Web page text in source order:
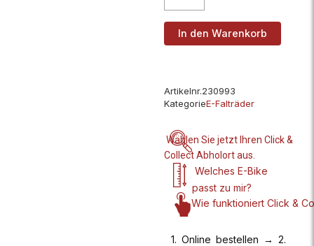
In den Warenkorb
Artikelnr.230993
KategorieE-Falträder
Wählen Sie jetzt Ihren Click &
Collect Abholort aus.
Welches E-Bike
passt zu mir?
Wie funktioniert Click &
1. Online bestellen → 2.